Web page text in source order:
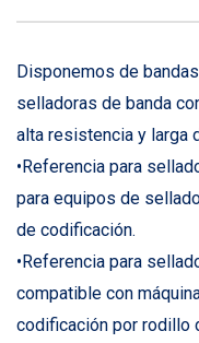
Disponemos de
selladoras de banda
alta resistencia y larga
•Referencia para
para equipos de
de codificación.
•Referencia para
compatible con
codificación por rodillo